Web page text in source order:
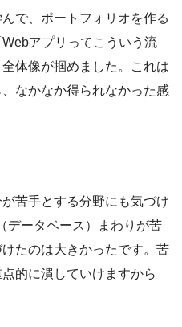
で、ポートフォリオを作る
アプリってこういう流
体像が掴めました。これは
なかなか得られなかった感
苦手とする分野にも気づけ
データベース）まわりが苦
たのは大きかったです。苦
的に潰していけますから